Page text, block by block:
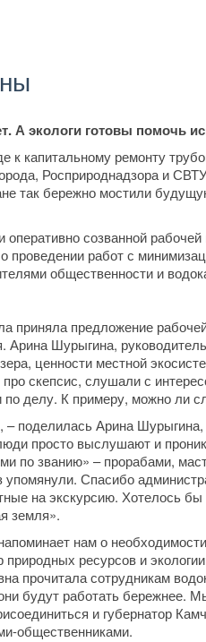
А экологи готовы помочь
к капитальному ремонту
Росприроднадзора и
так бережно мостили
созванной
проведении работ с
общественности и
приняла предложение
Шурыгина,
ценности местной
скепсис, слушали с
делу. К примеру, можно ли
поделилась Арина
просто выслушают и
по званию» – прорабами,
упомянули. Спасибо
на экскурсию. Хотелось
земля».
нам о
ресурсов и
прочитала сотрудникам
будут работать бережнее.
и губернатор
общественниками.